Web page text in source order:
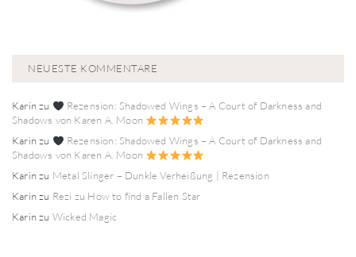
NEUESTE KOMMENTARE
Karinzu
Rezension: Shadowed Wings – A Court of Darkness and
Shadows von Karen A. Moon
Karinzu
Rezension: Shadowed Wings – A Court of Darkness and
Shadows von Karen A. Moon
Karinzu Metal Slinger – Dunkle Verheißung | Rezension
Karinzu Rezi zu How to find a Fallen Star
Karinzu Wicked Magic